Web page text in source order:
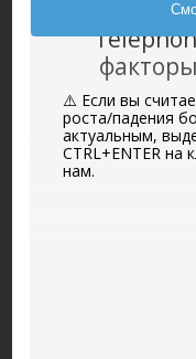
⚠️ Если вы
роста/падения
актуальным,
CTRL+ENTER
нам.